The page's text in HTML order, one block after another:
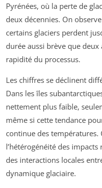
Pyrénées, où la perte de
deux décennies. On
certains glaciers perdent
durée aussi brève que
rapidité du processus.
Les chiffres se déclinent
Dans les îles
nettement plus faible,
même si cette tendance
continue des températures.
l’hétérogénéité des
des interactions locales
dynamique glaciaire.